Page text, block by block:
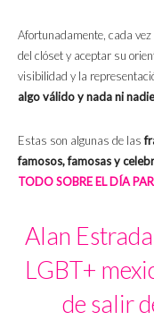
Afortunadamente, cada
del clóset y aceptar su
visibilidad y la
algo válido y nada ni
Estas son algunas de las
famosos, famosas y
TODO SOBRE EL DÍA
Alan
LGBT+
de salir